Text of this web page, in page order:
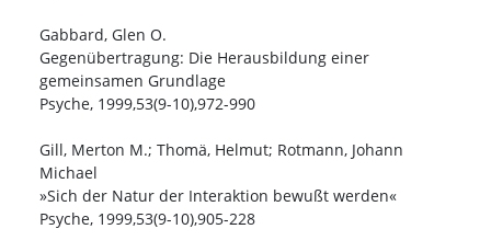
Gabbard, Glen O.
Gegenübertragung: Die Herausbildung einer
gemeinsamen Grundlage
Psyche, 1999,53(9-10),972-990
Gill, Merton M.; Thomä, Helmut; Rotmann, Johann
Michael
»Sich der Natur der Interaktion bewußt werden«
Psyche, 1999,53(9-10),905-228